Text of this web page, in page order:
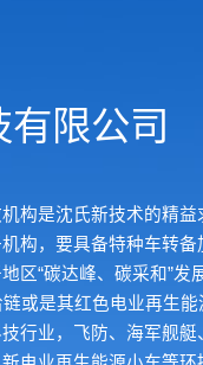
限公司
构是沈氏新技术的精
构，要具备特种车转
区“碳达峰、碳采和”
或是其红色电业再生
行业，飞防、海军舰